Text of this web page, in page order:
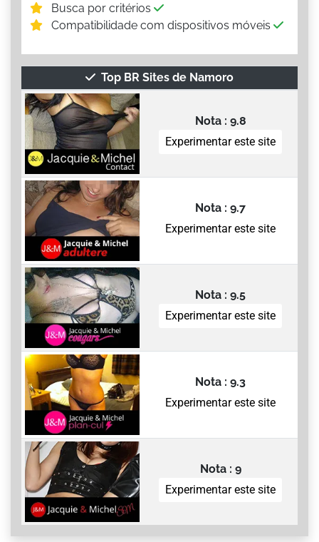
Busca por critérios
Compatibilidade com dispositivos móveis
Top BR Sites de Namoro
Nota : 9.8
Experimentar este site
Nota : 9.7
Experimentar este site
Nota : 9.5
Experimentar este site
Nota : 9.3
Experimentar este site
Nota : 9
Experimentar este site